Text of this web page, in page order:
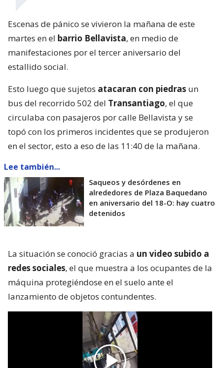
Escenas de pánico se vivieron la mañana de este
martes en el barrio Bellavista, en medio de
manifestaciones por el tercer aniversario del
estallido social.
Esto luego que sujetos atacaran con piedras un
bus del recorrido 502 del Transantiago, el que
circulaba con pasajeros por calle Bellavista y se
topó con los primeros incidentes que se produjeron
en el sector, esto a eso de las 11:40 de la mañana.
Lee también...
Saqueos y desórdenes en
alrededores de Plaza Baquedano
en aniversario del 18-O: hay cuatro
detenidos
La situación se conoció gracias a un video subido a
redes sociales, el que muestra a los ocupantes de la
máquina protegiéndose en el suelo ante el
lanzamiento de objetos contundentes.